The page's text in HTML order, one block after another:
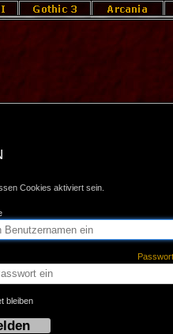
Cookies aktiviert sein.
bleiben